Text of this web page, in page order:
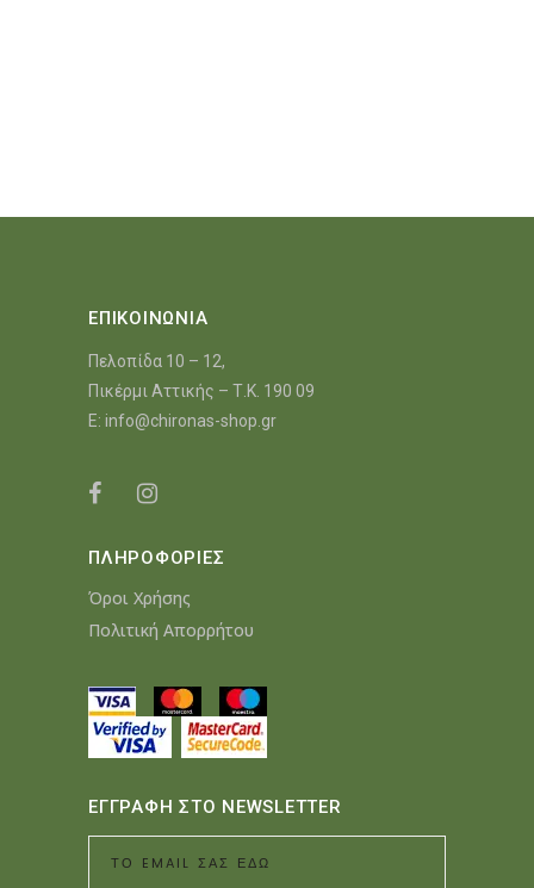
ΕΠΙΚΟΙΝΩΝΙΑ
Πελοπίδα 10 – 12,
Πικέρμι Αττικής – Τ.Κ. 190 09
E: info@chironas-shop.gr
ΠΛΗΡΟΦΟΡΙΕΣ
Όροι Χρήσης
Πολιτική Απορρήτου
ΕΓΓΡΑΦΗ ΣΤΟ NEWSLETTER